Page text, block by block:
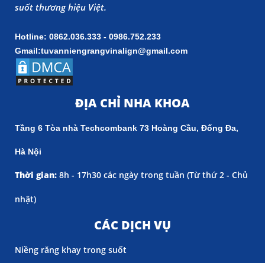
suốt thương hiệu Việt.
Hotline: 0862.036.333 - 0986.752.233
Gmail:tuvanniengrangvinalign@gmail.com
ĐỊA CHỈ NHA KHOA
Tầng 6 Tòa nhà Techcombank 73 Hoàng Cầu, Đống Đa,
Hà Nội
Thời gian: 8h - 17h30 các ngày trong tuần (Từ thứ 2 - Chủ
nhật)
CÁC DỊCH VỤ
Niềng răng khay trong suốt